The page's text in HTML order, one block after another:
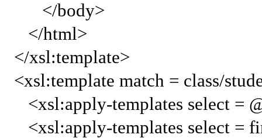
</body>
</html>
</xsl:template>
<xsl:template match = class/
<xsl:apply-templates select =
<xsl:apply-templates select =